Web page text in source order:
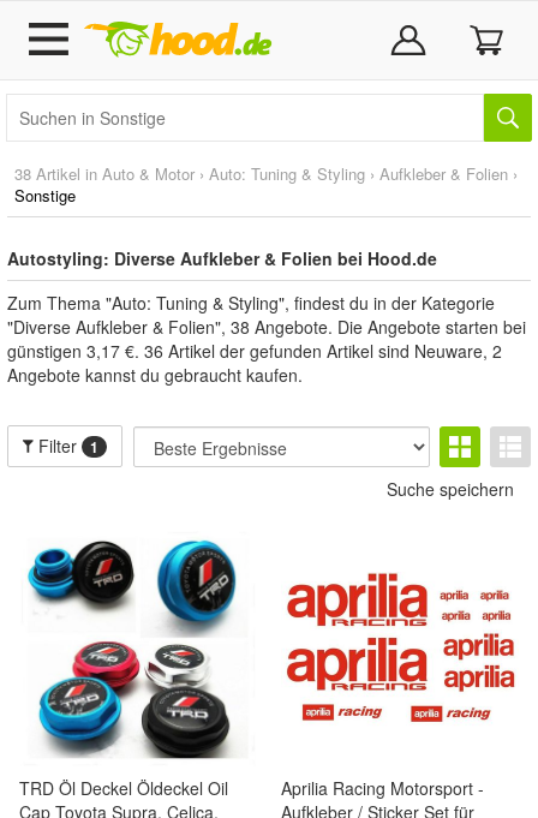
38 Artikel in Auto & Motor › Auto: Tuning & Styling › Aufkleber & Folien ›
Sonstige
Autostyling: Diverse Aufkleber & Folien bei Hood.de
Zum Thema "Auto: Tuning & Styling", findest du in der Kategorie
"Diverse Aufkleber & Folien", 38 Angebote. Die Angebote starten bei
günstigen 3,17 €. 36 Artikel der gefunden Artikel sind Neuware, 2
Angebote kannst du gebraucht kaufen.
Filter 1
Suche speichern
TRD Öl Deckel Öldeckel Oil
Cap Toyota Supra, Celica,
Aprilia Racing Motorsport -
Aufkleber / Sticker Set für